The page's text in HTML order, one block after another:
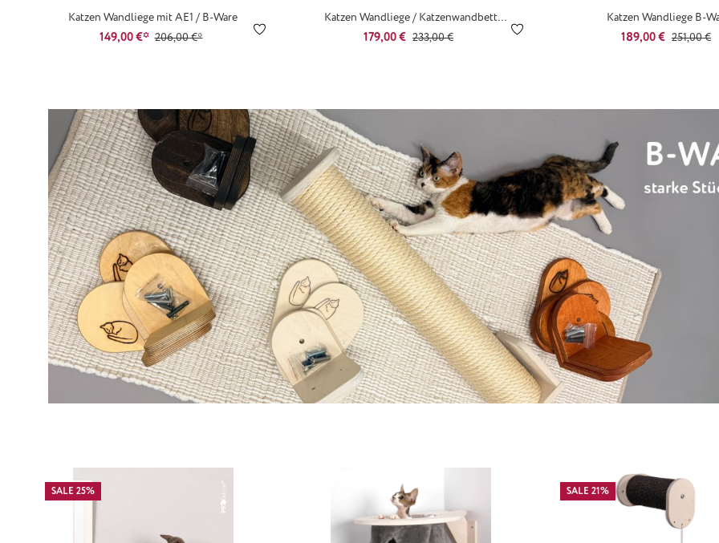
Katzen Wandliege mit AE1 / B-Ware
149,00 €* 206,00 €*
Katzen Wandliege / Katzenwandbett
Eiche Sand - B Ware
Verkaufspreis:
179,00 € Regulärer Preis:
233,00 €
Katzen Wandliege B-
Verkaufspreis:
189,00 € Regulärer
251,00 €
SALE 25% SALE 21%